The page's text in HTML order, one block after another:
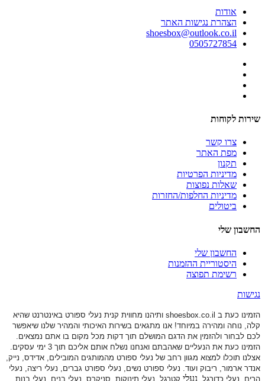
אודות
הצהרת נגישות האתר
shoesbox@outlook.co.il
0505727854
שירות לקוחות
צרו קשר
מפת האתר
תקנון
מדיניות הפרטיות
שאלות נפוצות
מדיניות החלפות/החזרות
ביטולים
החשבון שלי
החשבון שלי
היסטוריית ההזמנות
רשימת תפוצה
נגישות
הזמינו כעת ב shoesbox.co.il ותיהנו מחווית קנית נעלי ספורט באינטרנט שהיא
קלה, נוחה ומהירה במיוחד! אנו מתגאים בשירות האיכותי והמהיר שלנו שיאפשר
לכם לבחור ולהזמין את הדגם המושלם תוך דקות מכל מקום בו אתם נמצאים.
הזמינו כעת את הנעליים שאהבתם ואנחנו נשלח אותם אליכם תוך 3 ימי עסקים.
אצלנו תוכלו למצוא מגוון רחב של נעלי ספורט מהמותגים המובילים, אדידס, נייק,
אנדר ארמור, ריבוק ועוד. נעלי ספורט נשים, נעלי ספורט גברים, נעלי ריצה, נעלי
הרים, נעלי כדורגל, נעלי קטרגל, נעלי תינוקות, סניקרס, נעלי בנים, נעלי בנות,